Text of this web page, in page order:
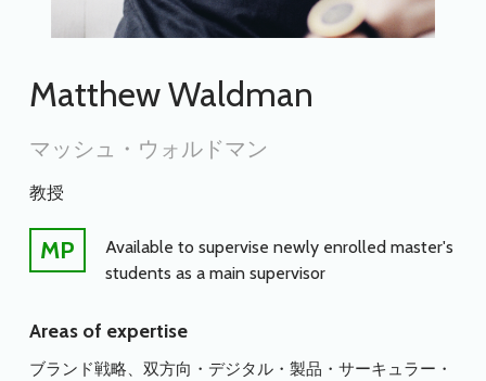
Matthew Waldman
マッシュ・ウォルドマン
教授
MP
Available to supervise newly enrolled master's
students as a main supervisor
Areas of expertise
ブランド戦略、双方向・デジタル・製品・サーキュラー・